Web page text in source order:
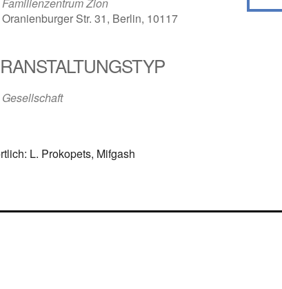
Oranienburger Str. 31, Berlin, 10117
Gesellschaft
L. Prokopets, Mifgash